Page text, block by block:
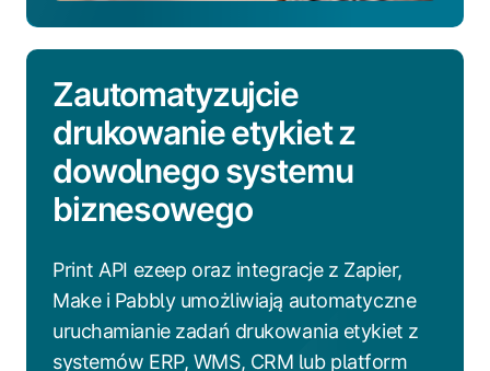
Zautomatyzujcie
drukowanie etykiet z
dowolnego systemu
biznesowego
Print API ezeep oraz integracje z Zapier,
Make i Pabbly umożliwiają automatyczne
uruchamianie zadań drukowania etykiet z
systemów ERP, WMS, CRM lub platform